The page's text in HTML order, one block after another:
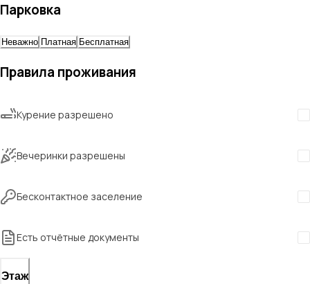
Парковка
Неважно Платная Бесплатная
Правила проживания
Курение разрешено
Вечеринки разрешены
Бесконтактное заселение
Есть отчётные документы
Этаж